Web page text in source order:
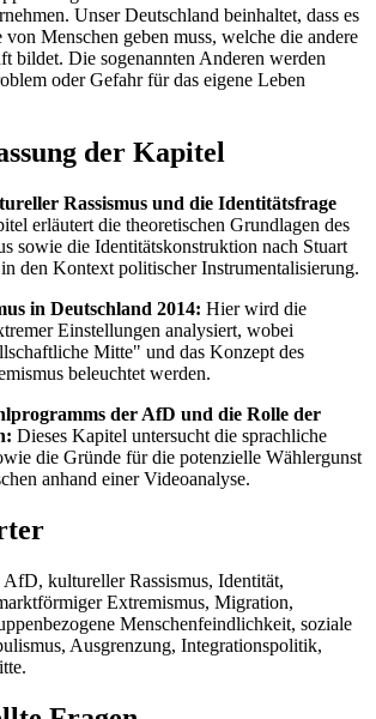
Unser Deutschland beinhaltet, dass es
Menschen geben muss, welche die andere
bildet. Die sogenannten Anderen werden
oder Gefahr für das eigene Leben
der Kapitel
Rassismus und die Identitätsfrage
erläutert die theoretischen Grundlagen des
sowie die Identitätskonstruktion nach Stuart
den Kontext politischer Instrumentalisierung.
in Deutschland 2014: Hier wird die
Einstellungen analysiert, wobei
Mitte" und das Konzept des
beleuchtet werden.
der AfD und die Rolle der
Dieses Kapitel untersucht die sprachliche
die Gründe für die potenzielle Wählergunst
anhand einer Videoanalyse.
AfD, kultureller Rassismus, Identität,
Extremismus, Migration,
Menschenfeindlichkeit, soziale
Ausgrenzung, Integrationspolitik,